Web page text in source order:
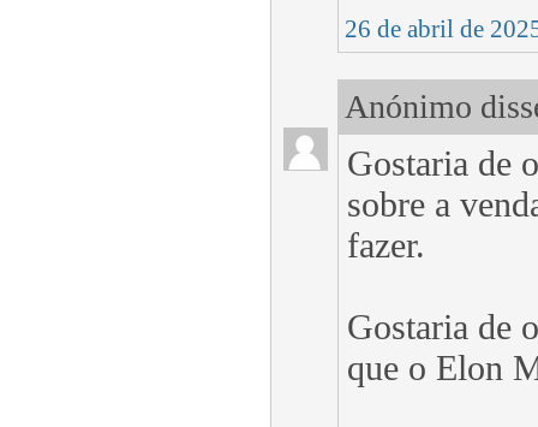
26 de abril de
Anónimo
Gostaria de
sobre a
fazer.
Gostaria de
que o Elon